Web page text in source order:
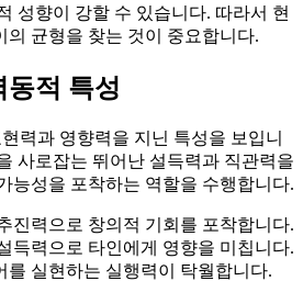
성향이 강할 수 있습니다. 따라서 현
의 균형을 찾는 것이 중요합니다.
동적 특성
력과 영향력을 지닌 특성을 보입니
사로잡는 뛰어난 설득력과 직관력을
능성을 포착하는 역할을 수행합니다.
진력으로 창의적 기회를 포착합니다.
득력으로 타인에게 영향을 미칩니다.
를 실현하는 실행력이 탁월합니다.